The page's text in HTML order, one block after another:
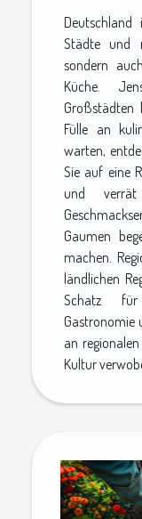
Städte und
sondern
Küche.
Großstädten
Fülle an
warten,
Sie auf eine
und
Gaumen
machen.
ländlichen
Schatz für
Gastronomie
an
Kultur